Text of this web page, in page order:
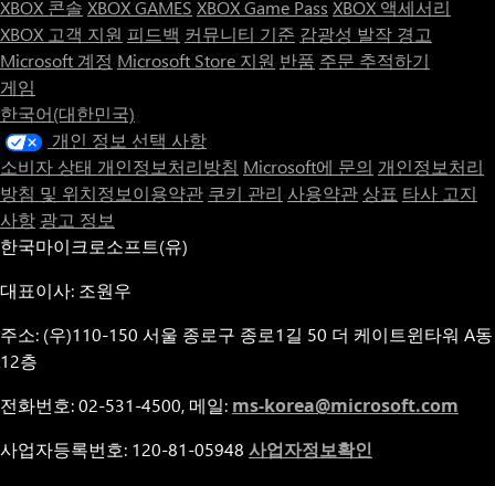
XBOX 콘솔 XBOX GAMES XBOX Game Pass XBOX 액세서리
XBOX 고객 지원 피드백 커뮤니티 기준 감광성 발작 경고
Microsoft 계정 Microsoft Store 지원 반품 주문 추적하기
게임
한국어(대한민국)
개인 정보 선택 사항
소비자 상태 개인정보처리방침 Microsoft에 문의 개인정보처리
방침 및 위치정보이용약관 쿠키 관리 사용약관 상표 타사 고지
사항 광고 정보
한국마이크로소프트(유)
대표이사: 조원우
주소: (우)110-150 서울 종로구 종로1길 50 더 케이트윈타워 A동
12층
전화번호: 02-531-4500, 메일: ms-korea@microsoft.com
사업자등록번호: 120-81-05948 사업자정보확인